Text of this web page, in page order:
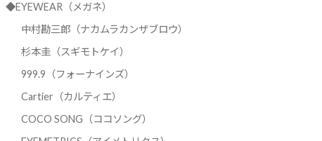
◆EYEWEAR（メガネ）
中村勘三郎（ナカムラカンザブロウ）
杉本圭（スギモトケイ）
999.9（フォーナインズ）
Cartier（カルティエ）
COCO SONG（ココソング）